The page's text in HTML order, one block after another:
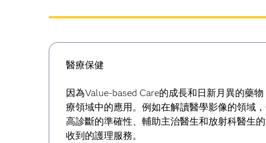
醫療保健
因為Value-based Care的成長和日新月異的藥
療領域中的應用。例如在解讀醫學影像的領域
高診斷的準確性、輔助主治醫生和放射科醫生
收到的護理服務。